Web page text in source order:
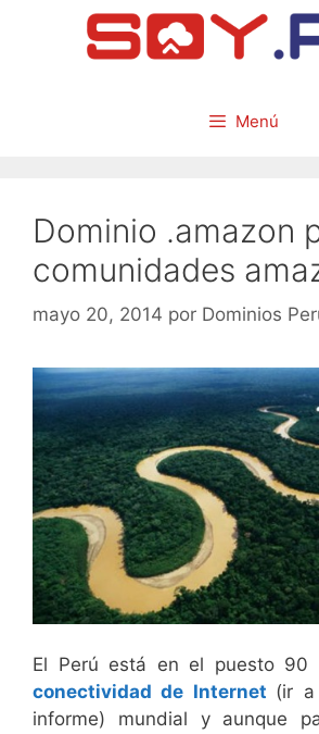
Menú
Dominio .amazon
comunidades
mayo 20, 2014 por Dominios
El Perú está en el puesto 90
conectividad de Internet (ir a
informe) mundial y aunque